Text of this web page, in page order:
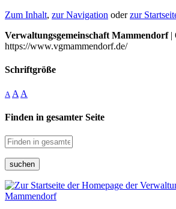
Zum Inhalt, zur Navigation oderzur
Verwaltungsgemeinschaft Mammendorf|
https://www.vgmammendorf.de/
Schriftgröße
A A A
Finden in gesamter Seite
suchen